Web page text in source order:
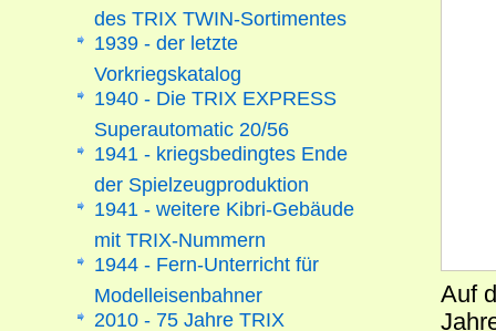
Auf
des TRIX TWIN-Sortimentes
1939 - der letzte
Vorkriegskatalog
1940 - Die TRIX EXPRESS
Superautomatic 20/56
1941 - kriegsbedingtes Ende
der Spielzeugproduktion
1941 - weitere Kibri-Gebäude
mit TRIX-Nummern
1944 - Fern-Unterricht für
Modelleisenbahner
2010 - 75 Jahre TRIX